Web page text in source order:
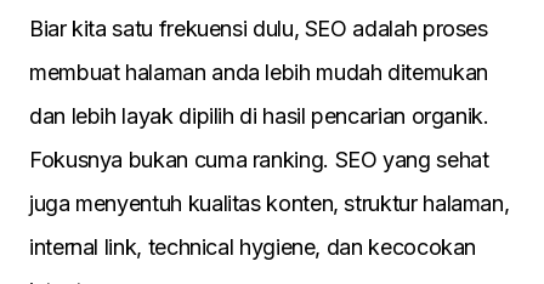
Biar kita satu frekuensi dulu, SEO adalah proses
membuat halaman anda lebih mudah ditemukan
dan lebih layak dipilih di hasil pencarian organik.
Fokusnya bukan cuma ranking. SEO yang sehat
juga menyentuh kualitas konten, struktur halaman,
internal link, technical hygiene, dan kecocokan